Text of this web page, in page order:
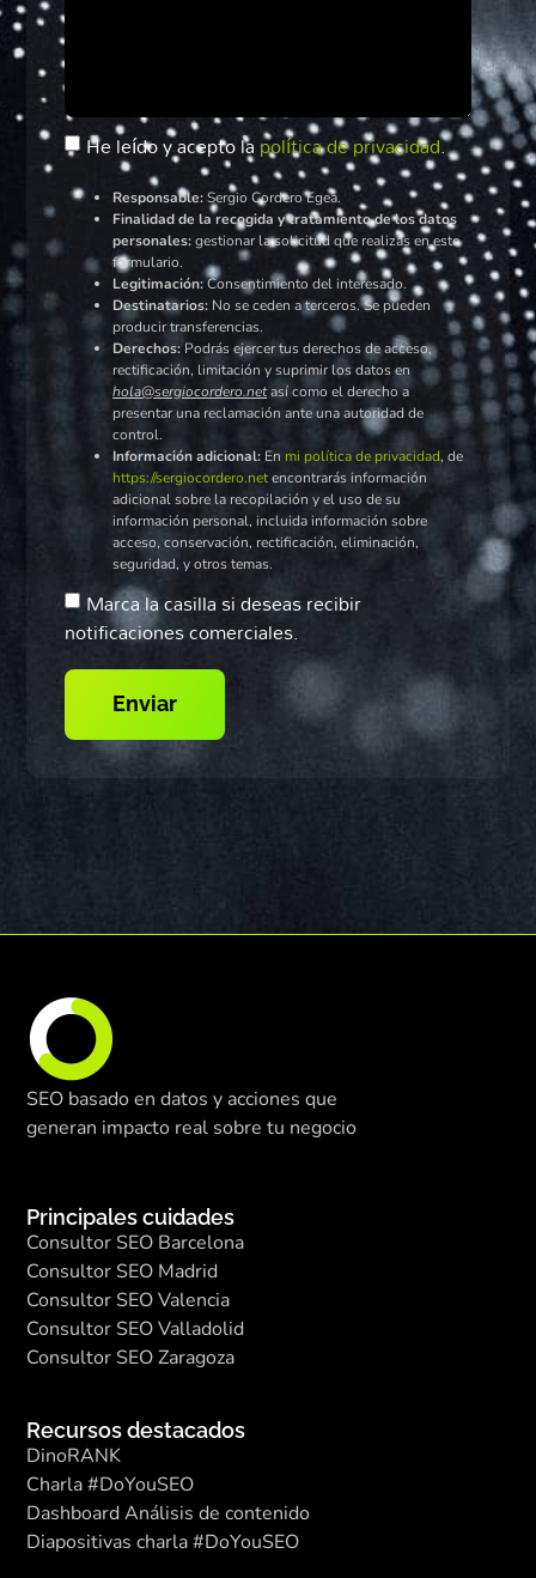
He leído y acepto lapolítica de privacidad.
Responsable:Sergio Cordero Egea.
Finalidad de la recogida y tratamiento de los datos
personales:gestionar la solicitud que realizas en este
formulario.
Legitimación:Consentimiento del interesado.
Destinatarios: No se ceden a terceros. Se pueden
producir transferencias.
Derechos:Podrás ejercer tus derechos de acceso,
rectificación, limitación y suprimir los datos en
hola@sergiocordero.netasí como el derecho a
presentar una reclamación ante una autoridad de
control.
Información adicional: En mi política de privacidad, de
https://sergiocordero.netencontrarás información
adicional sobre la recopilación y el uso de su
información personal, incluida información sobre
acceso, conservación, rectificación, eliminación,
seguridad, y otros temas.
Marca la casilla si deseas recibir
notificaciones comerciales.
Enviar
SEO basado en datos y acciones que
generan impacto real sobre tu negocio
Principales cuidades
Consultor SEO Barcelona
Consultor SEO Madrid
Consultor SEO Valencia
Consultor SEO Valladolid
Consultor SEO Zaragoza
Recursos destacados
DinoRANK
Charla #DoYouSEO
Dashboard Análisis de contenido
Diapositivas charla #DoYouSEO